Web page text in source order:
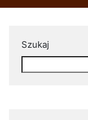
Szukaj